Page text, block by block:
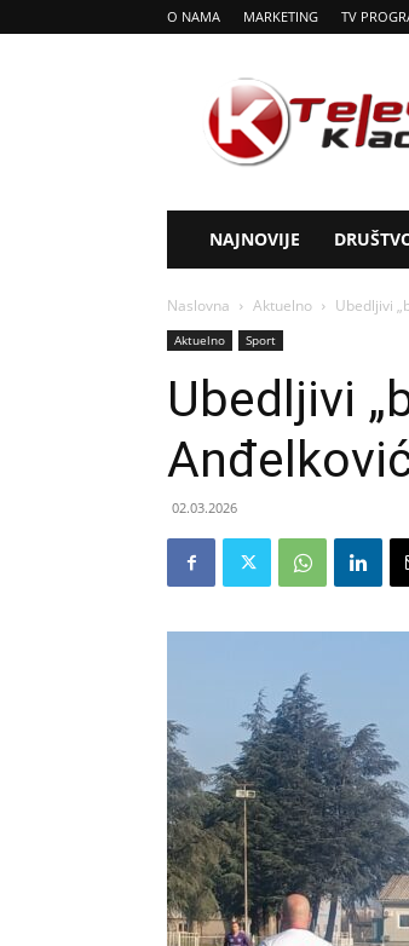
O NAMA MARKETING TV
Tv
Kladovo
NAJNOVIJE
Naslovna Aktuelno Ubedljivi
Aktuelno Sport
Ubedljivi
02.03.2026